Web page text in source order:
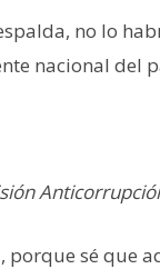
no lo
nacional del
sé que